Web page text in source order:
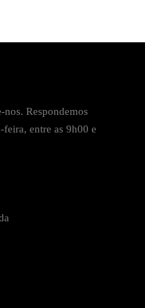
nos. Respondemos
feira, entre as 9h00 e